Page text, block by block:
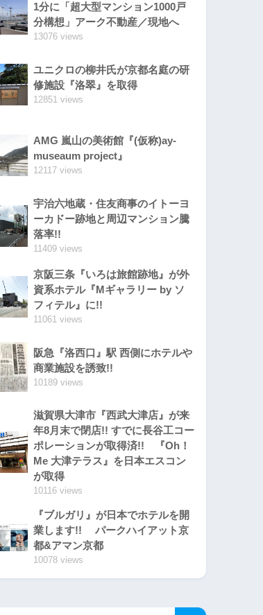
1分に「超大型マンション1000戸
分構想」アーク不動産／現地へ
13076 views
ユニクロの柳井氏が京都名庭の研
修施設『洛翠』を取得
12851 views
AMG 嵐山の美術館『(仮称)ay-
museaum project』
12117 views
宇治六地蔵・住友商事のイトーヨ
ーカドー跡地と周辺マンション騰
落率!!
11409 views
京阪三条『いろは旅館跡地』が外
資系ホテル『Mギャラリー by ソ
フィテル』に!!
11061 views
阪急『洛西口』駅 西側にホテルや
商業施設を誘致!!
10189 views
滋賀県大津市『西武大津店』が来
年8月末で閉店!! すでに長谷工コー
ポレーションが取得済!! 『Oh！
Me 大津テラス』を日本エスコン
が取得
10116 views
『ブルガリ』が日本でホテルを開
業します!! パークハイアット京
都&アマン京都
10078 views